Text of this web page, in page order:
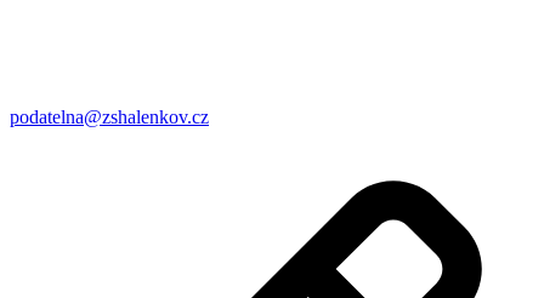
podatelna@zshalenkov.cz